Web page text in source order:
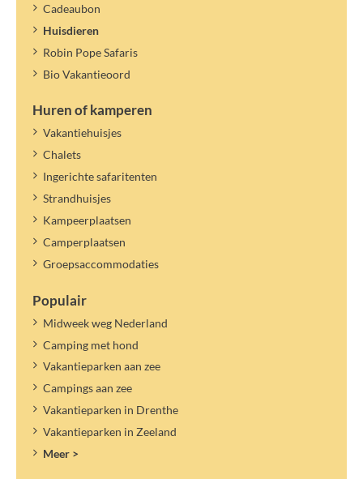
Cadeaubon
Huisdieren
Robin Pope Safaris
Bio Vakantieoord
Huren of kamperen
Vakantiehuisjes
Chalets
Ingerichte safaritenten
Strandhuisjes
Kampeerplaatsen
Camperplaatsen
Groepsaccommodaties
Populair
Midweek weg Nederland
Camping met hond
Vakantieparken aan zee
Campings aan zee
Vakantieparken in Drenthe
Vakantieparken in Zeeland
Meer >